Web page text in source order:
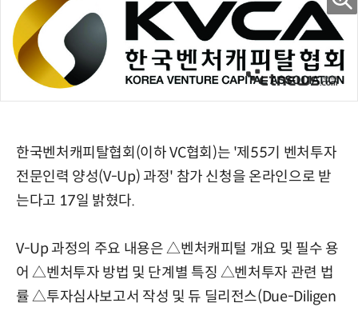
한국벤처캐피탈협회(이하 VC협회)는 '제55기 벤처투자
전문인력 양성(V-Up) 과정' 참가 신청을 온라인으로 받
는다고 17일 밝혔다.
V-Up 과정의 주요 내용은 △벤처캐피털 개요 및 필수 용
어 △벤처투자 방법 및 단계별 특징 △벤처투자 관련 법
률 △투자심사보고서 작성 및 듀 딜리전스(Due-Diligen